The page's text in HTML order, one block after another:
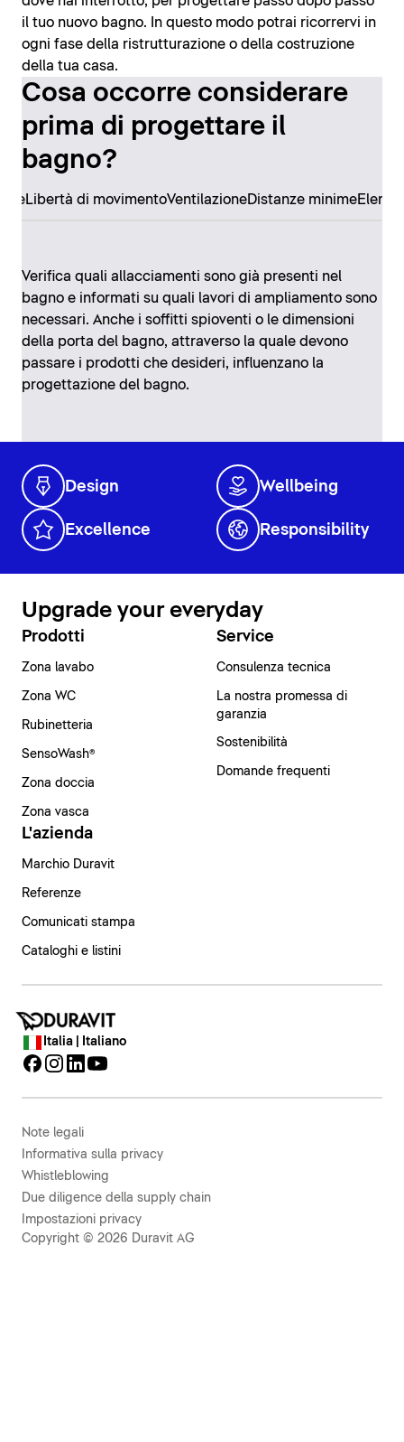
il tuo nuovo bagno. In questo modo potrai ricorrervi in
ogni fase della ristrutturazione o della costruzione
della tua casa.
Cosa occorre considerare
prima di progettare il
bagno?
Libertà di movimentoVentilazioneDistanze minime
Verifica quali allacciamenti sono già presenti nel
bagno e informati su quali lavori di ampliamento sono
necessari. Anche i soffitti spioventi o le dimensioni
della porta del bagno, attraverso la quale devono
passare i prodotti che desideri, influenzano la
progettazione del bagno.
Design Wellbeing
Excellence Responsibility
Upgrade your everyday
Prodotti
Zona lavabo
Zona WC
Rubinetteria
SensoWash®
Zona doccia
Zona vasca
Service
Consulenza tecnica
La nostra promessa di
garanzia
Sostenibilità
Domande frequenti
L'azienda
Marchio Duravit
Referenze
Comunicati stampa
Cataloghi e listini
Italia | Italiano
Note legali
Informativa sulla privacy
Whistleblowing
Due diligence della supply chain
Impostazioni privacy
Copyright © 2026 Duravit AG